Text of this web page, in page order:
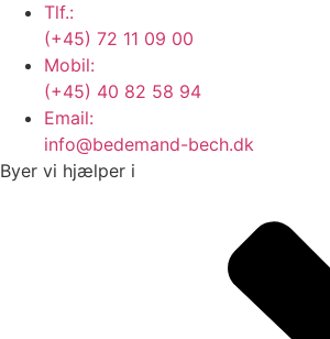
Tlf.:
(+45) 72 11 09 00
Mobil:
(+45) 40 82 58 94
Email:
info@bedemand-bech.dk
Byer vi hjælper i